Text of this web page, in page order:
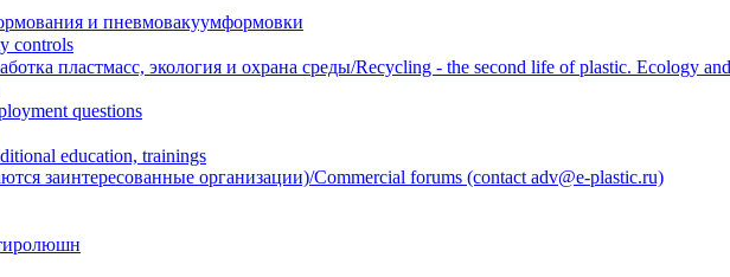
и пневмовакуумформовки
controls
пластмасс, экология и охрана среды/Recycling - the second life of plastic. Ecology
questions
education, trainings
заинтересованные организации)/Commercial forums (contact adv@e-plastic.ru)